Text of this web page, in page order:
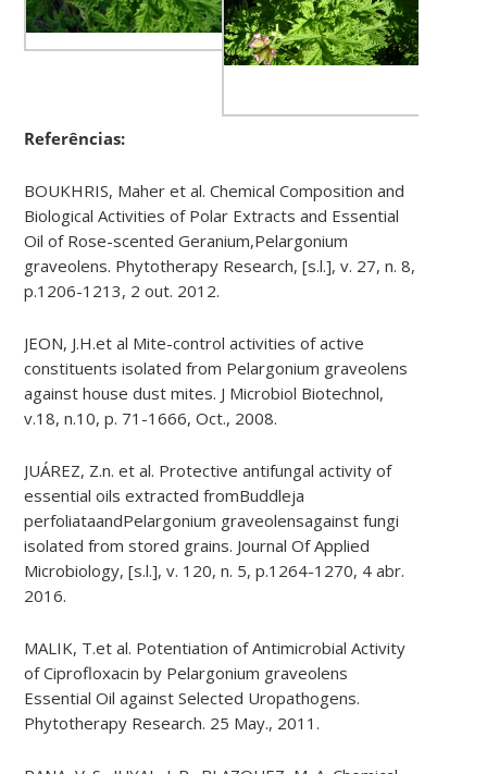
Referências:
BOUKHRIS, Maher et al. Chemical Composition and
Biological Activities of Polar Extracts and Essential
Oil of Rose-scented Geranium,Pelargonium
graveolens. Phytotherapy Research, [s.l.], v. 27, n. 8,
p.1206-1213, 2 out. 2012.
JEON, J.H.et al Mite-control activities of active
constituents isolated from Pelargonium graveolens
against house dust mites. J Microbiol Biotechnol,
v.18, n.10, p. 71-1666, Oct., 2008.
JUÁREZ, Z.n. et al. Protective antifungal activity of
essential oils extracted fromBuddleja
perfoliataandPelargonium graveolensagainst fungi
isolated from stored grains. Journal Of Applied
Microbiology, [s.l.], v. 120, n. 5, p.1264-1270, 4 abr.
2016.
MALIK, T.et al. Potentiation of Antimicrobial Activity
of Ciprofloxacin by Pelargonium graveolens
Essential Oil against Selected Uropathogens.
Phytotherapy Research. 25 May., 2011.